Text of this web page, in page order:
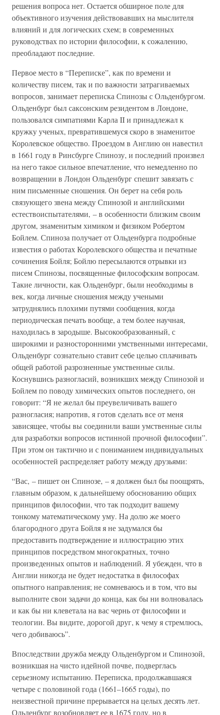
решения вопроса нет. Остается обширное поле для
объективного изучения действовавших на мыслителя
влияний и для логических схем; в современных
руководствах по истории философии, к сожалению,
преобладают последние.
Первое место в “Переписке”, как по времени и
количеству писем, так и по важности затрагиваемых
вопросов, занимает переписка Спинозы с Ольденбургом.
Ольденбург был саксонским резидентом в Лондоне,
пользовался симпатиями Карла II и принадлежал к
кружку ученых, превратившемуся скоро в знаменитое
Королевское общество. Проездом в Англию он навестил
в 1661 году в Ринсбурге Спинозу, и последний произвел
на него такое сильное впечатление, что немедленно по
возвращении в Лондон Ольденбург спешит завязать с
ним письменные сношения. Он берет на себя роль
связующего звена между Спинозой и английскими
естествоиспытателями, – в особенности близким своим
другом, знаменитым химиком и физиком Робертом
Бойлем. Спиноза получает от Ольденбурга подробные
известия о работах Королевского общества и печатные
сочинения Бойля; Бойлю пересылаются отрывки из
писем Спинозы, посвященные философским вопросам.
Такие личности, как Ольденбург, были необходимы в
век, когда личные сношения между учеными
затруднялись плохими путями сообщения, когда
периодическая печать вообще, а тем более научная,
находилась в зародыше. Высокообразованный, с
широкими и разносторонними умственными интересами,
Ольденбург сознательно ставит себе целью сплачивать
общей работой разрозненные умственные силы.
Коснувшись разногласий, возникших между Спинозой и
Бойлем по поводу химических опытов последнего, он
говорит: “Я не желал бы преувеличивать вашего
разногласия; напротив, я готов сделать все от меня
зависящее, чтобы вы соединили ваши умственные силы
для разработки вопросов истинной прочной философии”.
При этом он тактично и с пониманием индивидуальных
особенностей распределяет работу между друзьями:
“Вас, – пишет он Спинозе, – я должен был бы поощрять,
главным образом, к дальнейшему обоснованию общих
принципов философии, что так подходит вашему
тонкому математическому уму. На долю же моего
благородного друга Бойля я не задумался бы
предоставить подтверждение и иллюстрацию этих
принципов посредством многократных, точно
произведенных опытов и наблюдений. Я убежден, что в
Англии никогда не будет недостатка в философах
опытного направления; не сомневаюсь и в том, что вы
выполните свои задачи до конца, как бы ни волновалась
и как бы ни клеветала на вас чернь от философии и
теологии. Вы видите, дорогой друг, к чему я стремлюсь,
чего добиваюсь”.
Впоследствии дружба между Ольденбургом и Спинозой,
возникшая на чисто идейной почве, подверглась
серьезному испытанию. Переписка, продолжавшаяся
четыре с половиной года (1661–1665 годы), по
неизвестной причине прерывается на целых десять лет.
Ольденбург возобновляет ее в 1675 году, но в